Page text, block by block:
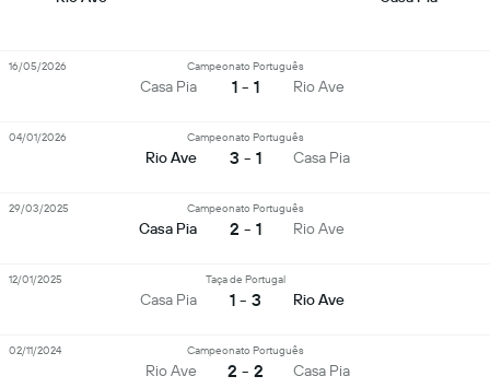
Casa Pia
Campeonato Português
1 - 1 Rio Ave
16/05/2026
Rio Ave
Campeonato Português
3 - 1 Casa Pia
04/01/2026
Casa Pia
Campeonato Português
2 - 1 Rio Ave
29/03/2025
Casa Pia
Taça de Portugal
1 - 3 Rio Ave
12/01/2025
Rio Ave
Campeonato Português
2 - 2 Casa Pia
02/11/2024